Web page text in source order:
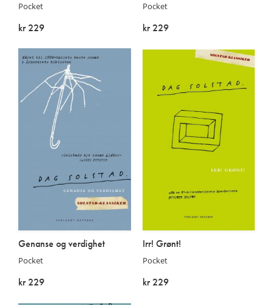
Pocket
kr 229
Pocket
kr 229
Genanse og verdighet
Pocket
kr 229
Irr! Grønt!
Pocket
kr 229